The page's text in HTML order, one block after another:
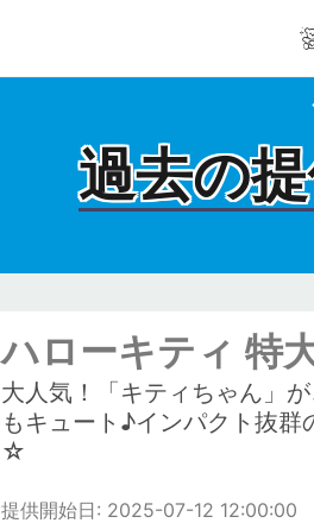
過去の
ハローキティ 特
大人気！「キティちゃん」
もキュート♪インパクト抜
☆
提供開始日: 2025-07-12 12:00:00